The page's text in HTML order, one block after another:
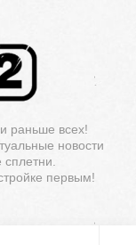
раньше всех!
новости
первым!